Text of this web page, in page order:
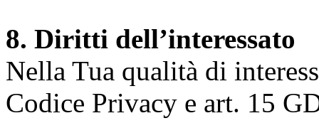
8. Diritti dell’interessato
Nella Tua qualità di
Codice Privacy e art. 15